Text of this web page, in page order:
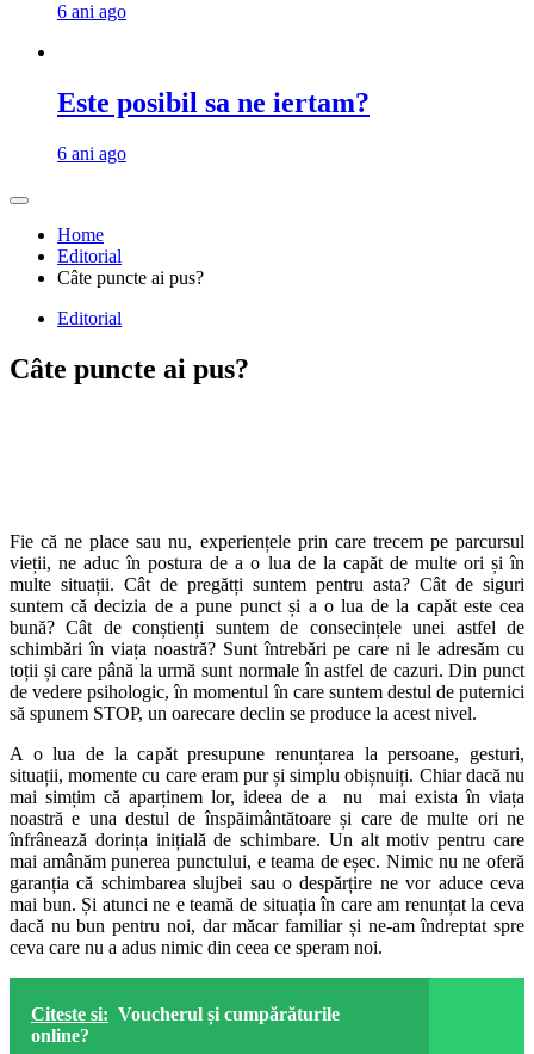
6 ani ago
Este posibil sa ne iertam?
6 ani ago
Home
Editorial
Câte puncte ai pus?
Editorial
Câte puncte ai pus?
Fie că ne place sau nu, experiențele prin care trecem pe parcursul
vieții, ne aduc în postura de a o lua de la capăt de multe ori și în
multe situații. Cât de pregătți suntem pentru asta? Cât de siguri
suntem că decizia de a pune punct și a o lua de la capăt este cea
bună? Cât de conștienți suntem de consecințele unei astfel de
schimbări în viața noastră? Sunt întrebări pe care ni le adresăm cu
toții și care până la urmă sunt normale în astfel de cazuri. Din punct
de vedere psihologic, în momentul în care suntem destul de puternici
să spunem STOP, un oarecare declin se produce la acest nivel.
A o lua de la capăt presupune renunțarea la persoane, gesturi,
situații, momente cu care eram pur și simplu obișnuiți. Chiar dacă nu
mai simțim că aparținem lor, ideea de a nu mai exista în viața
noastră e una destul de înspăimântătoare și care de multe ori ne
înfrânează dorința inițială de schimbare. Un alt motiv pentru care
mai amânăm punerea punctului, e teama de eșec. Nimic nu ne oferă
garanția că schimbarea slujbei sau o despărțire ne vor aduce ceva
mai bun. Și atunci ne e teamă de situația în care am renunțat la ceva
dacă nu bun pentru noi, dar măcar familiar și ne-am îndreptat spre
ceva care nu a adus nimic din ceea ce speram noi.
Citeste si: Voucherul și cumpărăturile
online?